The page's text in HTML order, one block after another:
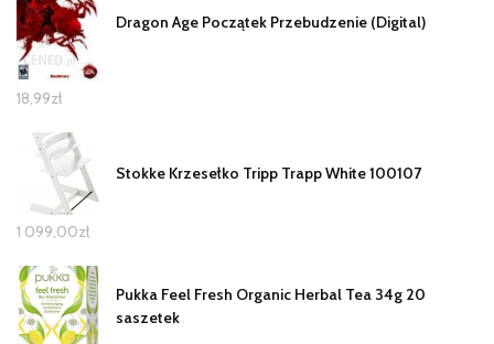
Dragon Age Początek Przebudzenie (Digital)
18,99zł
Stokke Krzesełko Tripp Trapp White 100107
1 099,00zł
Pukka Feel Fresh Organic Herbal Tea 34g 20
saszetek